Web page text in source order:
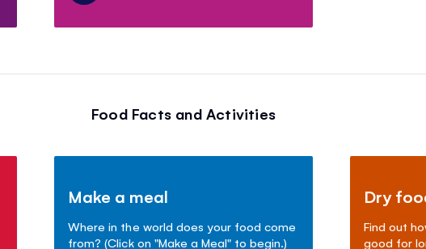
Food Facts and Activities
Make a meal
Where in the world does your food come
from? (Click on "Make a Meal" to begin.)
Dry
Find out
good for